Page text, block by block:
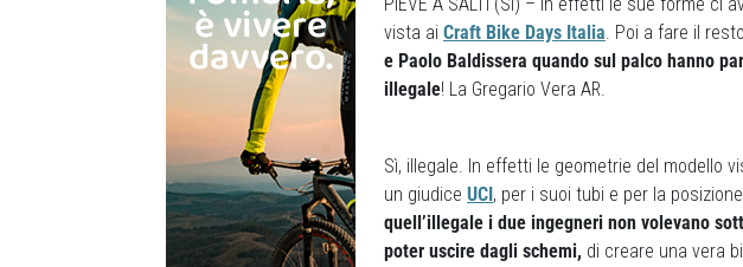
PIEVE A SALTI (SI) – In effetti le sue forme ci
vista ai Craft Bike Days Italia. Poi a fare il
e Paolo Baldissera quando sul palco hanno
illegale! La Gregario Vera AR.
Sì, illegale. In effetti le geometrie del modello
un giudice UCI , per i suoi tubi e per la
quell’illegale i due ingegneri non volevano
poter uscire dagli schemi, di creare una vera